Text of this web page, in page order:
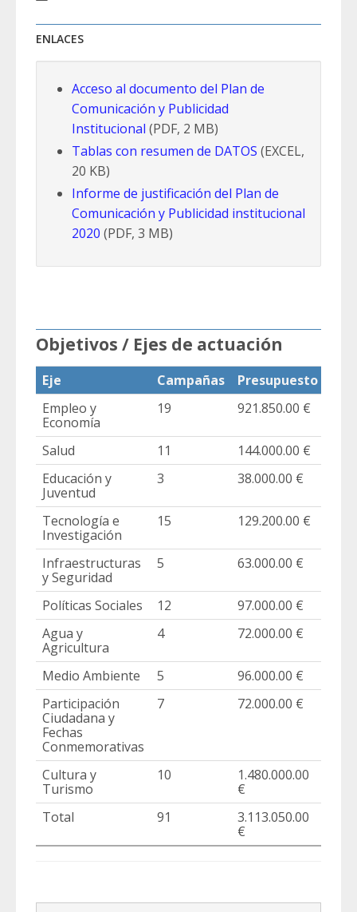
ENLACES
Acceso al documento del Plan de
Comunicación y Publicidad
Institucional (PDF, 2 MB)
Tablas con resumen de DATOS (EXCEL,
20 KB)
Informe de justificación del Plan de
Comunicación y Publicidad institucional
2020 (PDF, 3 MB)
Objetivos / Ejes de actuación
Eje Campañas Presupuesto
Empleo y
Economía
19 921.850.00 €
Salud 11 144.000.00 €
Educación y
Juventud
3 38.000.00 €
Tecnología e
Investigación
15 129.200.00 €
Infraestructuras
y Seguridad
5 63.000.00 €
Políticas Sociales 12 97.000.00 €
Agua y
Agricultura
4 72.000.00 €
Medio Ambiente 5 96.000.00 €
Participación
Ciudadana y
Fechas
Conmemorativas
7 72.000.00 €
Cultura y
Turismo
10
1.480.000.00
€
Total 91
3.113.050.00
€